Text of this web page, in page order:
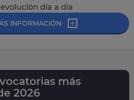
día a día
INFORMACIÓN
más
2026